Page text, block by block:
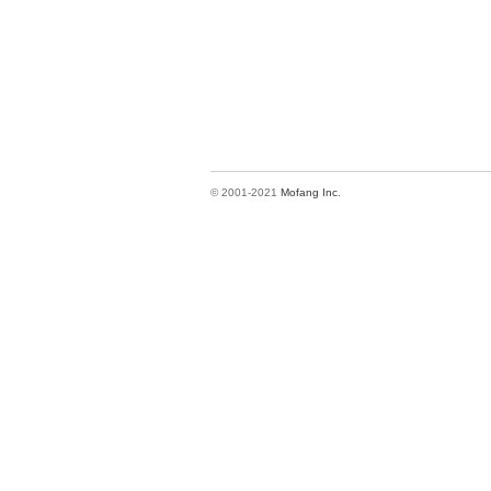
© 2001-2021 Mofang Inc.